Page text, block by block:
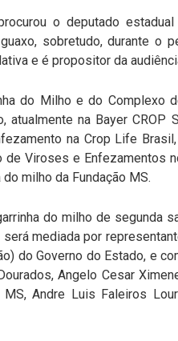
o deputado
sobretudo, durante o
e é propositor da
do Milho e do Complexo
na Bayer CROP
na Crop Life
Viroses e Enfezamentos
milho da Fundação MS.
do milho de segunda
mediada por
do Governo do Estado, e
Angelo Cesar
Andre Luis Faleiros